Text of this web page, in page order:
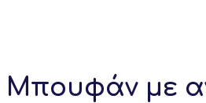
Mπουφάν με